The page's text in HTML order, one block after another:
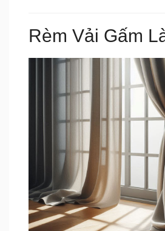
Rèm Vải Gấm